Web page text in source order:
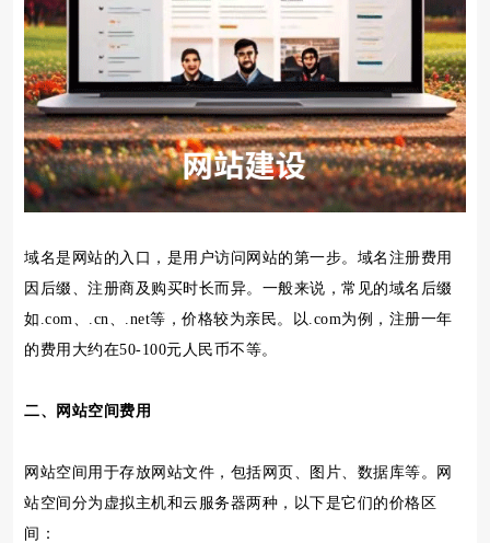
域名是网站的入口，是用户访问网站的第一步。域名注册费用
因后缀、注册商及购买时长而异。一般来说，常见的域名后缀
如.com、.cn、.net等，价格较为亲民。以.com为例，注册一年
的费用大约在50-100元人民币不等。
二、网站空间费用
网站空间用于存放网站文件，包括网页、图片、数据库等。网
站空间分为虚拟主机和云服务器两种，以下是它们的价格区
间：